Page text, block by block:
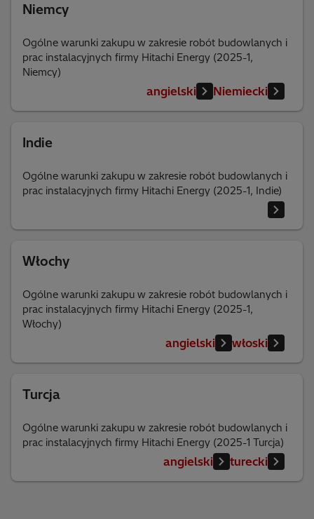
Niemcy
Ogólne warunki zakupu w zakresie robót budowlanych i
prac instalacyjnych firmy Hitachi Energy (2025-1,
Niemcy)
angielski Niemiecki
Indie
Ogólne warunki zakupu w zakresie robót budowlanych i
prac instalacyjnych firmy Hitachi Energy (2025-1, Indie)
Włochy
Ogólne warunki zakupu w zakresie robót budowlanych i
prac instalacyjnych firmy Hitachi Energy (2025-1,
Włochy)
angielski włoski
Turcja
Ogólne warunki zakupu w zakresie robót budowlanych i
prac instalacyjnych firmy Hitachi Energy (2025-1 Turcja)
angielski turecki